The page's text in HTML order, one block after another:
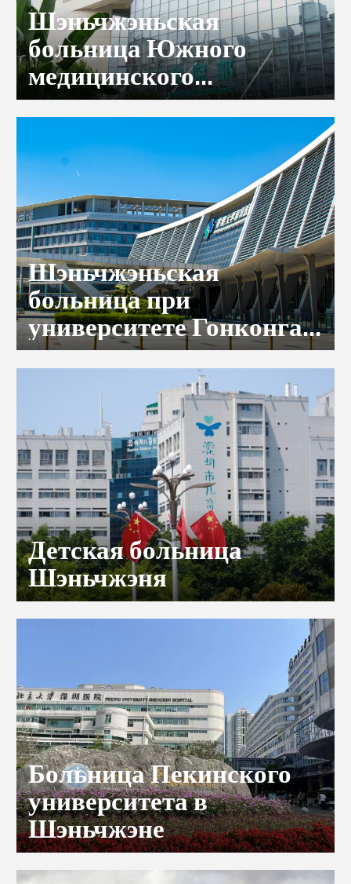
Шэньчжэньская
больница Южного
медицинского
университета
Шэньчжэньская
больница при
университете Гонконга
(HKU-SZH)
Детская больница
Шэньчжэня
Больница Пекинского
университета в
Шэньчжэне